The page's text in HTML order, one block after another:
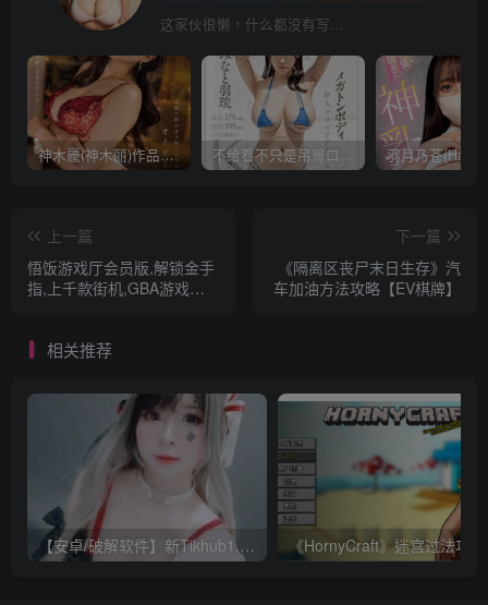
这家伙很懒，什么都没有写...
神木麗(神木丽)作品STARS-804发布！出道一周年，华丽布拉甲闪亮动人！【EV棋牌】 不给看不只是吊胃口！K奶的みなと羽琉(凑羽琉)原来是无码妹「水原圣子」？【EV棋牌】
上一篇
悟饭游戏厅会员版,解锁金手
指,上千款街机,GBA游戏
下一篇
《隔离区丧尸末日生存》汽
车加油方法攻略【EV棋牌】
相关推荐
【安卓/破解软件】新Tikhub1.13 解锁付费限制，超级会员破解版【EV棋牌】